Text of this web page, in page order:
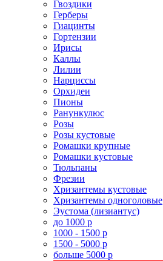
Гвоздики
Герберы
Гиацинты
Гортензии
Ирисы
Каллы
Лилии
Нарциссы
Орхидеи
Пионы
Ранункулюс
Розы
Розы кустовые
Ромашки крупные
Ромашки кустовые
Тюльпаны
Фрезии
Хризантемы кустовые
Хризантемы одноголовые
Эустома (лизиантус)
до 1000 р
1000 - 1500 р
1500 - 5000 р
больше 5000 р